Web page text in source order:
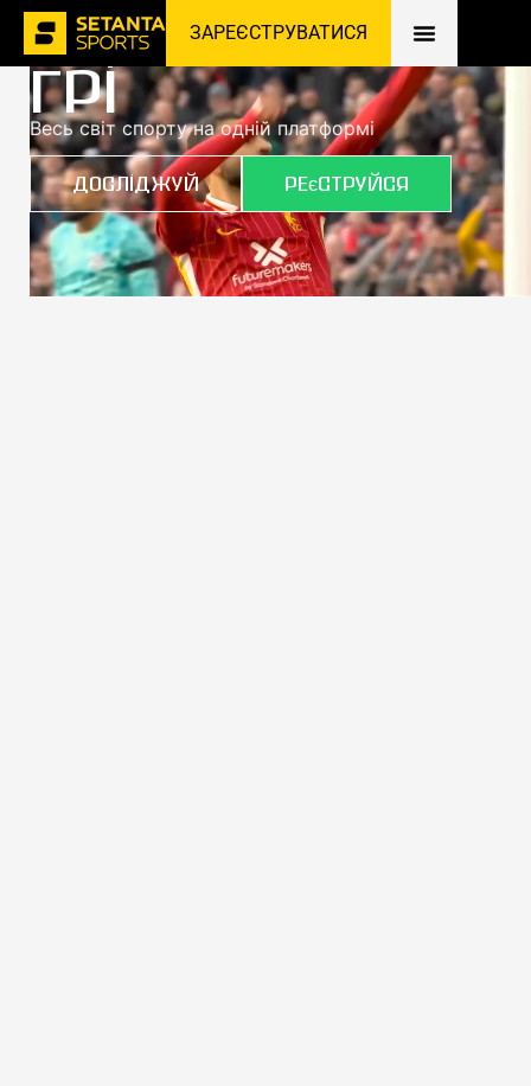
ЗАРЕЄСТРУВАТИСЯ
Залишайся у
грі
Весь світ спорту на одній платформі
Досліджуй Реєструйся